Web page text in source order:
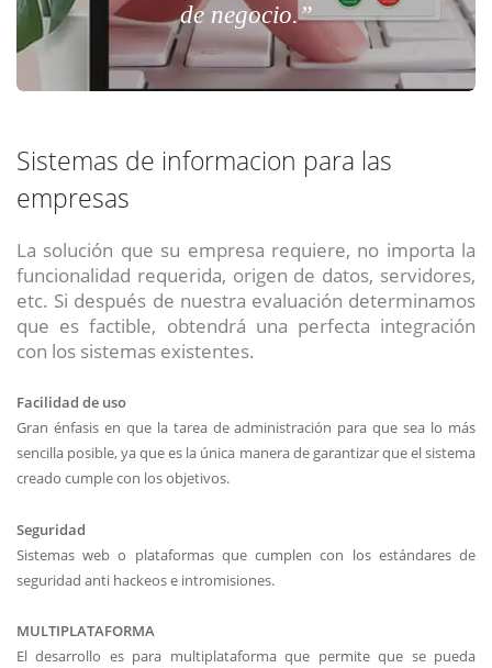
de negocio.”
Sistemas de informacion para las
empresas
La solución que su empresa requiere, no importa la
funcionalidad requerida, origen de datos, servidores,
etc. Si después de nuestra evaluación determinamos
que es factible, obtendrá una perfecta integración
con los sistemas existentes.
Facilidad de uso
Gran énfasis en que la tarea de administración para que sea lo más
sencilla posible, ya que es la única manera de garantizar que el sistema
creado cumple con los objetivos.
Seguridad
Sistemas web o plataformas que cumplen con los estándares de
seguridad anti hackeos e intromisiones.
MULTIPLATAFORMA
El desarrollo es para multiplataforma que permite que se pueda